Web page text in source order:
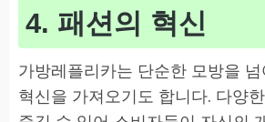
4. 패션의 혁신
가방레플리카는 단순한 모방을
혁신을 가져오기도 합니다. 다양